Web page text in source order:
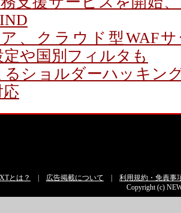
、クラウド型WAF
定や国別フィルタも
るショルダーハッキン
とは？ 広告掲載について
利用規約・免責事
Copyright (c)